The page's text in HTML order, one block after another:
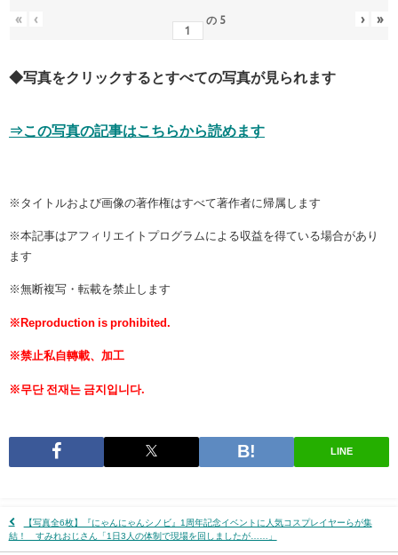
« ‹ の 5 › »
◆写真をクリックするとすべての写真が見られます
⇒この写真の記事はこちらから読めます
※タイトルおよび画像の著作権はすべて著作者に帰属します
※本記事はアフィリエイトプログラムによる収益を得ている場合があり
ます
※無断複写・転載を禁止します
※Reproduction is prohibited.
※禁止私自轉載、加工
※무단 전재는 금지입니다.
LINE
【写真全6枚】『にゃんにゃんシノビ』1周年記念イベントに人気コスプレイヤーらが集
結！ すみれおじさん「1日3人の体制で現場を回しましたが……」